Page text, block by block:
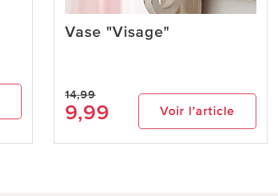
Vase "Visage"
14,99
9,99 Voir l’article